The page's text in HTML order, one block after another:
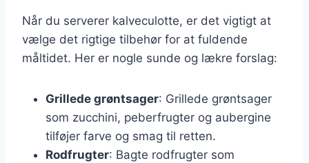
Når du serverer kalveculotte, er det vigtigt at
vælge det rigtige tilbehør for at fuldende
måltidet. Her er nogle sunde og lækre forslag:
Grillede grøntsager: Grillede grøntsager
som zucchini, peberfrugter og aubergine
tilføjer farve og smag til retten.
Rodfrugter: Bagte rodfrugter som